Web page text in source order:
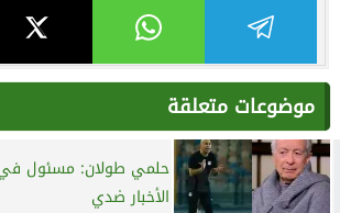
موضوعات متعلقة
حلمي طولان: مسئول في
الأخبار ضدي